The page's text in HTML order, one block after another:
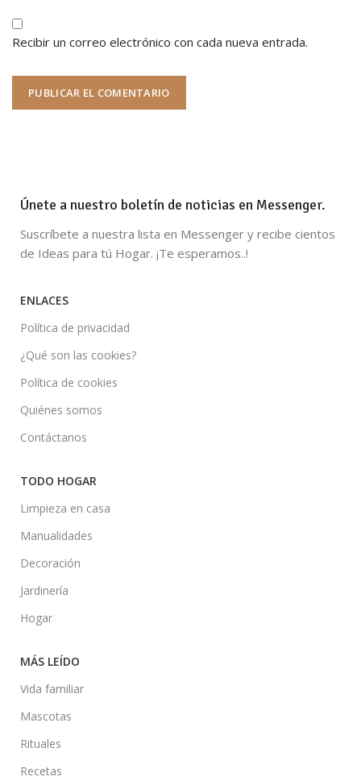
Recibir un correo electrónico con cada nueva entrada.
Únete a nuestro boletín de noticias en Messenger.
Suscríbete a nuestra lista en Messenger y recibe cientos
de Ideas para tú Hogar. ¡Te esperamos..!
ENLACES
Política de privacidad
¿Qué son las cookies?
Política de cookies
Quiénes somos
Contáctanos
TODO HOGAR
Limpieza en casa
Manualidades
Decoración
Jardinería
Hogar
MÁS LEÍDO
Vida familiar
Mascotas
Rituales
Recetas